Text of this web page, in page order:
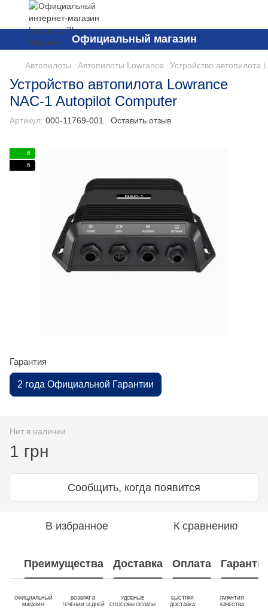
Официальный магазин
Автопилоты Автопилоты Lowrance Устройство автопилота
Устройство автопилота Lowrance
NAC-1 Autopilot Computer
Артикул: 000-11769-001 Оставить отзыв
6
6
Гарантия
2 года Официальной Гарантии
Нет в наличии
1 грн
Сообщить, когда появится
В избранное К сравнению
Преимущества Доставка Оплата
ОФИЦИАЛЬНЫЙ
МАГАЗИН
ВОЗВРАТ В
ТЕЧЕНИИ 14 ДНЕЙ
УДОБНЫЕ
СПОСОБЫ ОПЛАТЫ
БЫСТРАЯ
ДОСТАВКА
ГАРАНТИЯ
КАЧЕСТВА